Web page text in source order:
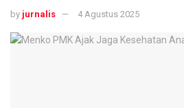
by jurnalis 4 Agustus 2025